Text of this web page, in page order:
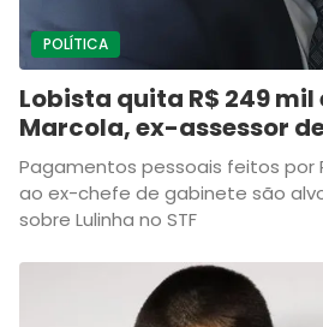
POLÍTICA
Lobista quita R$ 249
Marcola, ex-assessor
Pagamentos pessoais feitos por
ao ex-chefe de gabinete são
sobre Lulinha no STF